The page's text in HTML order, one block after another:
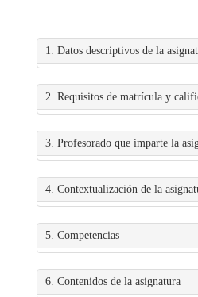
1. Datos descriptivos de la
2. Requisitos de matrícula y
3. Profesorado que imparte la
4. Contextualización de la
5. Competencias
6. Contenidos de la asignatura